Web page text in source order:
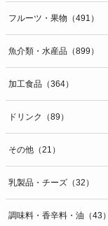
フルーツ・果物（491）
魚介類・水産品（899）
加工食品（364）
ドリンク（89）
その他（21）
乳製品・チーズ（32）
調味料・香辛料・油（43）